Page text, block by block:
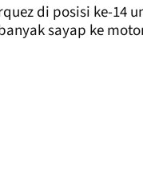
di posisi ke-14
sayap ke